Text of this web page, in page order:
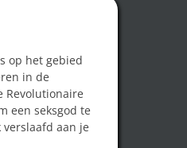
op het gebied
in de
Revolutionaire
een seksgod te
aan je